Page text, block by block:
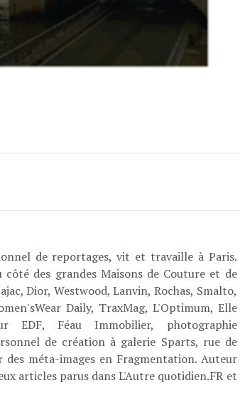
de reportages, vit et travaille à Paris.
des grandes Maisons de Couture et de
Dior, Westwood, Lanvin, Rochas, Smalto,
Daily, TraxMag, L'Optimum, Elle
EDF, Féau Immobilier, photographie
de création à galerie Sparts, rue de
méta-images en Fragmentation. Auteur
articles parus dans L'Autre quotidien.FR et